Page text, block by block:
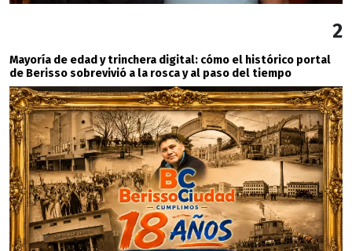
2
Mayoría de edad y trinchera digital: cómo el histórico portal
de Berisso sobrevivió a la rosca y al paso del tiempo